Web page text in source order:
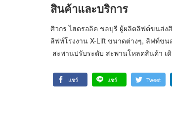
สินค้าและบริการ
ศิวกร ไฮดรอลิค ชลบุรี ผู้ผลิตลิฟต์ขนส่
ลิฟท์โรงงาน X-Lift ขนาดต่างๆ, ลิฟท์ข
สะพานปรับระดับ สะพานโหลดสินค้า เ
แชร์ แชร์ Tweet